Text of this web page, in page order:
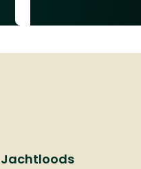
Jachtloods